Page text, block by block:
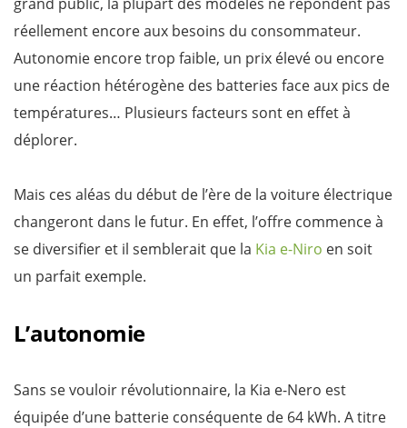
réellement encore aux besoins du consommateur.
Autonomie encore trop faible, un prix élevé ou encore
une réaction hétérogène des batteries face aux pics de
températures… Plusieurs facteurs sont en effet à
déplorer.
Mais ces aléas du début de l’ère de la voiture électrique
changeront dans le futur. En effet, l’offre commence à
se diversifier et il semblerait que la Kia e-Niro en soit
un parfait exemple.
L’autonomie
Sans se vouloir révolutionnaire, la Kia e-Nero est
équipée d’une batterie conséquente de 64 kWh. A titre